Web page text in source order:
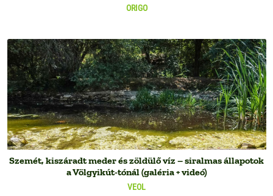
ORIGO
VEOL
Szemét, kiszáradt meder és zöldülő víz – siralmas állapotok
a Völgyikút-tónál (galéria + videó)